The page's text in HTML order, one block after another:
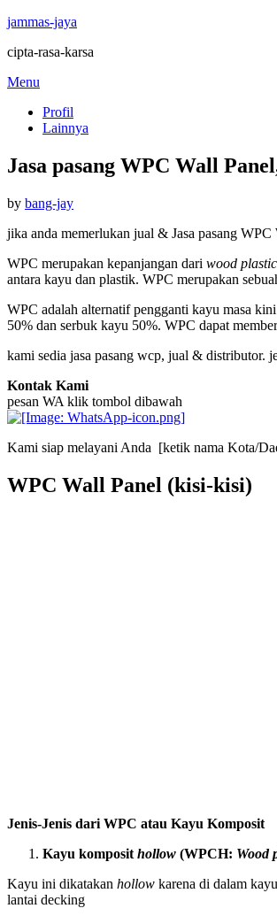
jammas-jaya
cipta-rasa-karsa
Skip
content
Menu
Profil
Lainnya
Jasa pasang WPC Wall
by bang-jayPosted
jika anda memerlukan jual & Jasa pasang
WPC merupakan kepanjangan dari wood
antara kayu dan plastik. WPC merupakan
WPC adalah alternatif pengganti kayu masa
50% dan serbuk kayu 50%. WPC dapat
kami sedia jasa pasang wcp, jual & distributor.
Kontak Kami
pesan WA klik tombol dibawah
Kami siap melayani Anda [ketik nama Kota/
WPC Wall Panel (kisi-kisi)
Jenis-Jenis dari WPC atau Kayu Komposit
Kayu komposit hollow (WPCH: Wood
Kayu ini dikatakan hollow karena di dalam
lantai decking